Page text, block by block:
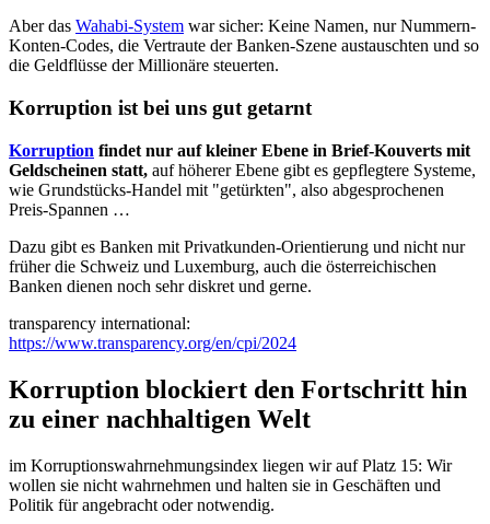
Aber das Wahabi-System war sicher: Keine Namen, nur Nummern-
Konten-Codes, die Vertraute der Banken-Szene austauschten und so
die Geldflüsse der Millionäre steuerten.
Korruption ist bei uns gut getarnt
Korruption findet nur auf kleiner Ebene in Brief-Kouverts mit
Geldscheinen statt, auf höherer Ebene gibt es gepflegtere Systeme,
wie Grundstücks-Handel mit "getürkten", also abgesprochenen
Preis-Spannen …
Dazu gibt es Banken mit Privatkunden-Orientierung und nicht nur
früher die Schweiz und Luxemburg, auch die österreichischen
Banken dienen noch sehr diskret und gerne.
transparency international:
https://www.transparency.org/en/cpi/2024
Korruption blockiert den Fortschritt hin
zu einer nachhaltigen Welt
im Korruptionswahrnehmungsindex liegen wir auf Platz 15: Wir
wollen sie nicht wahrnehmen und halten sie in Geschäften und
Politik für angebracht oder notwendig.